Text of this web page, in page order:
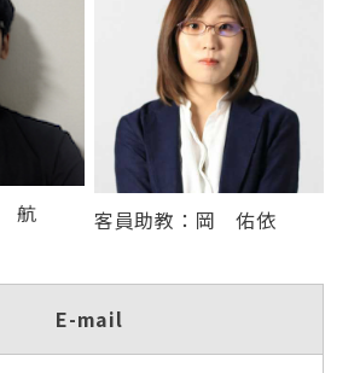
航 客員助教：岡 佑依
E-mail